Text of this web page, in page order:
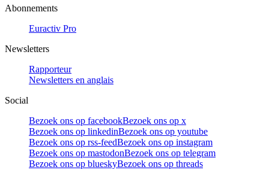
Abonnements
Euractiv Pro
Newsletters
Rapporteur
Newsletters en anglais
Social
Bezoek ons op facebookBezoek ons op x
Bezoek ons op linkedinBezoek ons op youtube
Bezoek ons op rss-feedBezoek ons op instagram
Bezoek ons op mastodonBezoek ons op telegram
Bezoek ons op blueskyBezoek ons op threads